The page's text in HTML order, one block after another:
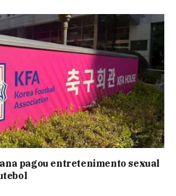
pagou entretenimento sexual